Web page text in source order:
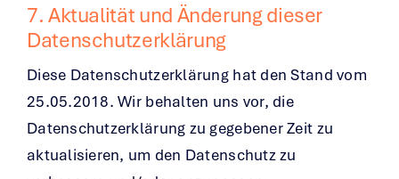
7. Aktualität und Änderung dieser
Datenschutzerklärung
Diese Datenschutzerklärung hat den Stand vom
25.05.2018. Wir behalten uns vor, die
Datenschutzerklärung zu gegebener Zeit zu
aktualisieren, um den Datenschutz zu